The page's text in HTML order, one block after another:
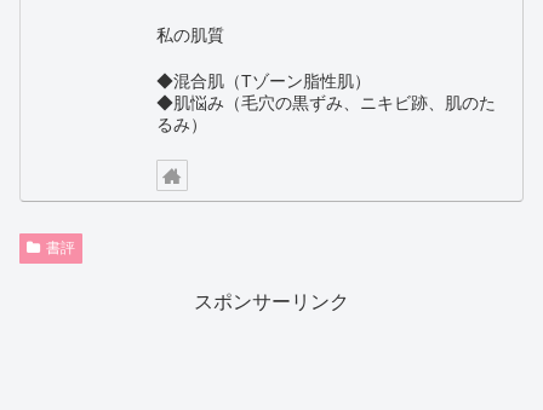
私の肌質
◆混合肌（Tゾーン脂性肌）
◆肌悩み（毛穴の黒ずみ、ニキビ跡、肌のた
るみ）
書評
スポンサーリンク